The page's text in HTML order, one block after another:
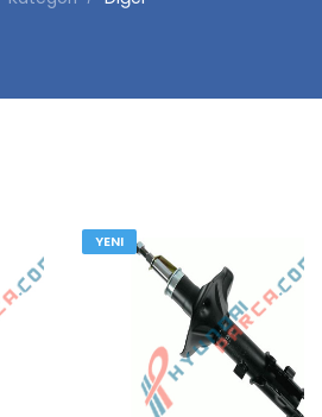
YENI